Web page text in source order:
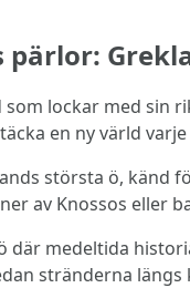
pärlor:
lockar med sin
en ny värld
största ö, känd
av Knossos eller
där medeltida
stränderna